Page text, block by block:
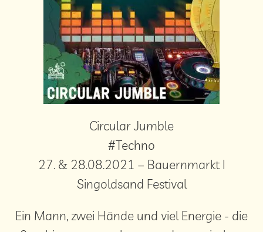
Circular Jumble
#Techno
27. & 28.08.2021 – Bauernmarkt I
Singoldsand Festival
Ein Mann, zwei Hände und viel Energie - die